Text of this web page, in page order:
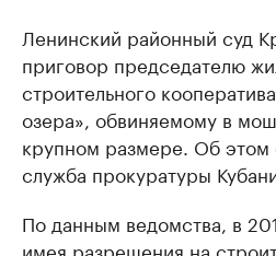
Ленинский районный суд
приговор председателю
строительного
озера», обвиняемому в
крупном размере. Об
служба прокуратуры
По данным ведомства, в
имея разрешения на